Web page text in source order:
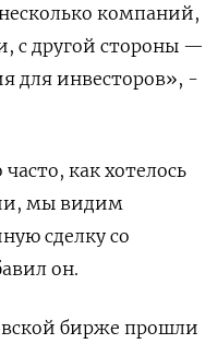
компаний,
с другой стороны —
для инвесторов», -
как хотелось
мы видим
сделку со
он.
бирже прошли